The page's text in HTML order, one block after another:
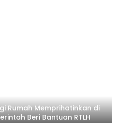
Rumah Memprihatinkan di
Beri Bantuan RTLH